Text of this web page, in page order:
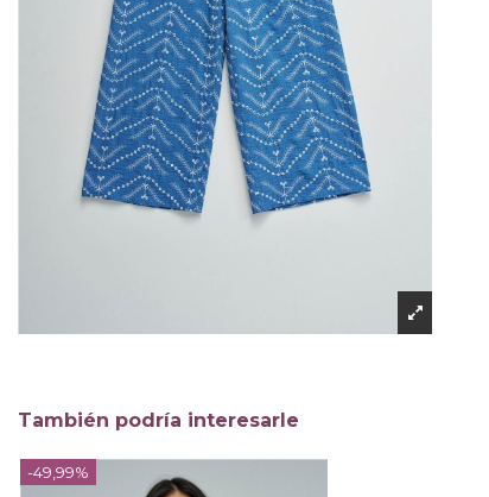
También podría interesarle
-49,99%